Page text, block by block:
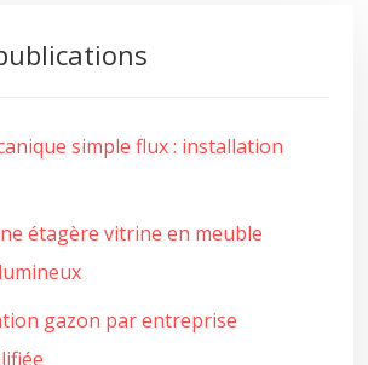
simple flux : installation
étagère vitrine en meuble
gazon par entreprise